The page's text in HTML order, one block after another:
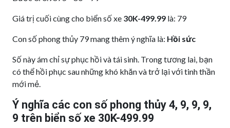
Giá trị cuối cùng cho biển số xe 30K-499.99 là: 79
Con số phong thủy 79 mang thêm ý nghĩa là: Hồi sức
Số này ám chỉ sự phục hồi và tái sinh. Trong tương lai, bạn
có thể hồi phục sau những khó khăn và trở lại với tinh thần
mới mẻ.
Ý nghĩa các con số phong thủy 4, 9, 9, 9,
9 trên biển số xe 30K-499.99